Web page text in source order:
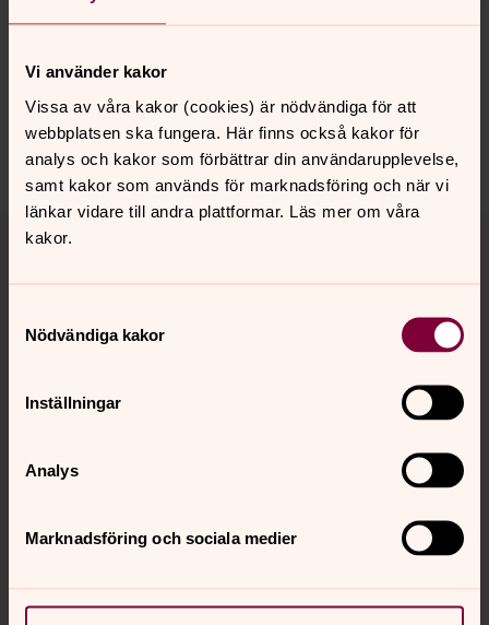
Vi använder kakor
Vissa av våra kakor (cookies) är nödvändiga för att
webbplatsen ska fungera. Här finns också kakor för
analys och kakor som förbättrar din användarupplevelse,
samt kakor som används för marknadsföring och när vi
länkar vidare till andra plattformar. Läs mer om våra
kakor.
Nödvändiga kakor
Inställningar
Analys
Marknadsföring och sociala medier
innehåll?
harnosand.pastorat@svenskakyrkan.se
Dela
Tillbaka till toppen
Tillbaka till innehållet
Kontakt
Kalender